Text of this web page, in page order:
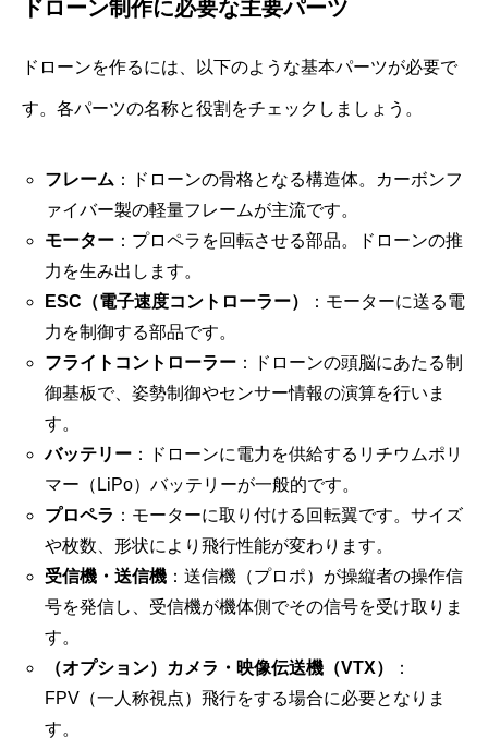
ドローン制作に必要な主要パーツ
ドローンを作るには、以下のような基本パーツが必要で
す。各パーツの名称と役割をチェックしましょう。
フレーム ：ドローンの骨格となる構造体。カーボンフ
ァイバー製の軽量フレームが主流です。
モーター：プロペラを回転させる部品。ドローンの推
力を生み出します。
ESC（電子速度コントローラー）
：モーターに送る電
力を制御する部品です。
フライトコントローラー：ドローンの頭脳にあたる制
御基板で、姿勢制御やセンサー情報の演算を行いま
す。
バッテリー：ドローンに電力を供給するリチウムポリ
マー（LiPo）バッテリーが一般的です。
プロペラ ：モーターに取り付ける回転翼です。サイズ
や枚数、形状により飛行性能が変わります。
受信機・送信機：送信機（プロポ）が操縦者の操作信
号を発信し、受信機が機体側でその信号を受け取りま
す。
（オプション）カメラ・映像伝送機（VTX）
：
FPV（一人称視点）飛行をする場合に必要となりま
す。